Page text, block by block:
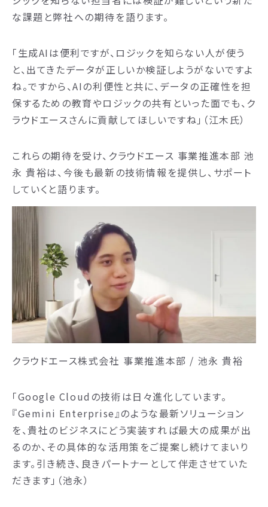
な課題と弊社への期待を語ります。
「生成AIは便利ですが、ロジックを知らない人が使う
と、出てきたデータが正しいか検証しようがないですよ
ね。ですから、AIの利便性と共に、データの正確性を担
保するための教育やロジックの共有といった面でも、ク
ラウドエースさんに貢献してほしいですね」（江木氏）
これらの期待を受け、クラウドエース 事業推進本部 池
永 貴裕は、今後も最新の技術情報を提供し、サポート
していくと語ります。
クラウドエース株式会社 事業推進本部 / 池永 貴裕
「Google Cloudの技術は日々進化しています。
『Gemini Enterprise』のような最新ソリューション
を、貴社のビジネスにどう実装すれば最大の成果が出
るのか、その具体的な活用策をご提案し続けてまいり
ます。引き続き、良きパートナーとして伴走させていた
だきます」（池永）